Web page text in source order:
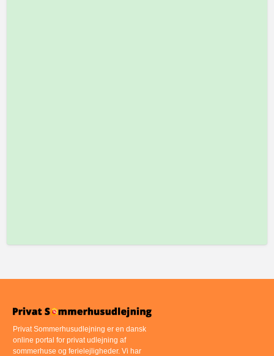
Privat Sommerhusudlejning er en dansk
online portal for privat udlejning af
sommerhuse og ferielejligheder. Vi har